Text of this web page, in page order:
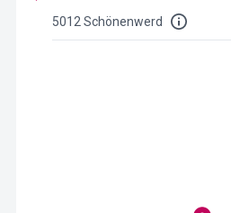
5012 Schönenwerd